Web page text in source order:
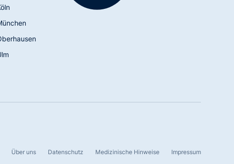
Über uns Datenschutz Medizinische Hinweise Impressum